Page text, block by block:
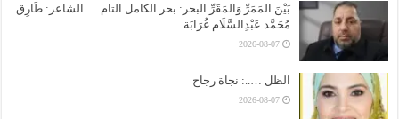
بَيْنَ المَمَرِّ وَالمَقَرِّ البحر: بحر الكامل التام … الشاعر: طَارِق
مُحَمَّد عَبْدِالسَّلَام غُرَابَة
2026-08-07
الظل …..: نجاة رجاح
2026-08-07